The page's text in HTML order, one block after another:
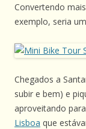
Convertendo
exemplo, seria
Chegados a
subir e bem) e
aproveitando para
Lisboa que